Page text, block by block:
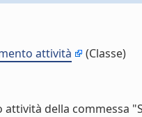
attività
(Classe)
attività della commessa